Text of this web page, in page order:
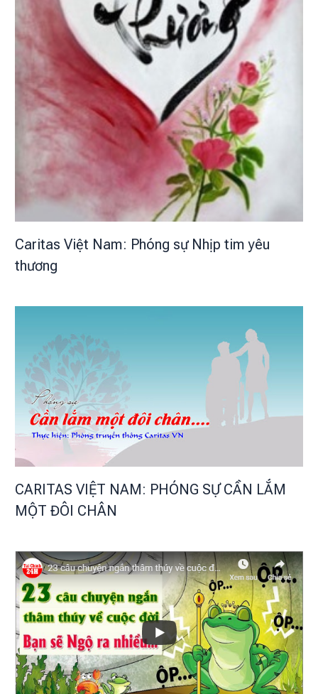
Caritas Việt Nam: Phóng sự Nhịp tim yêu
thương
CARITAS VIỆT NAM: PHÓNG SỰ CẦN LẮM
MỘT ĐÔI CHÂN